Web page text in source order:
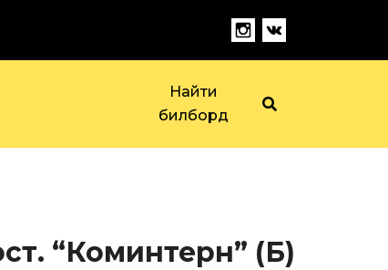
Найти
билборд
“Коминтерн” (Б)